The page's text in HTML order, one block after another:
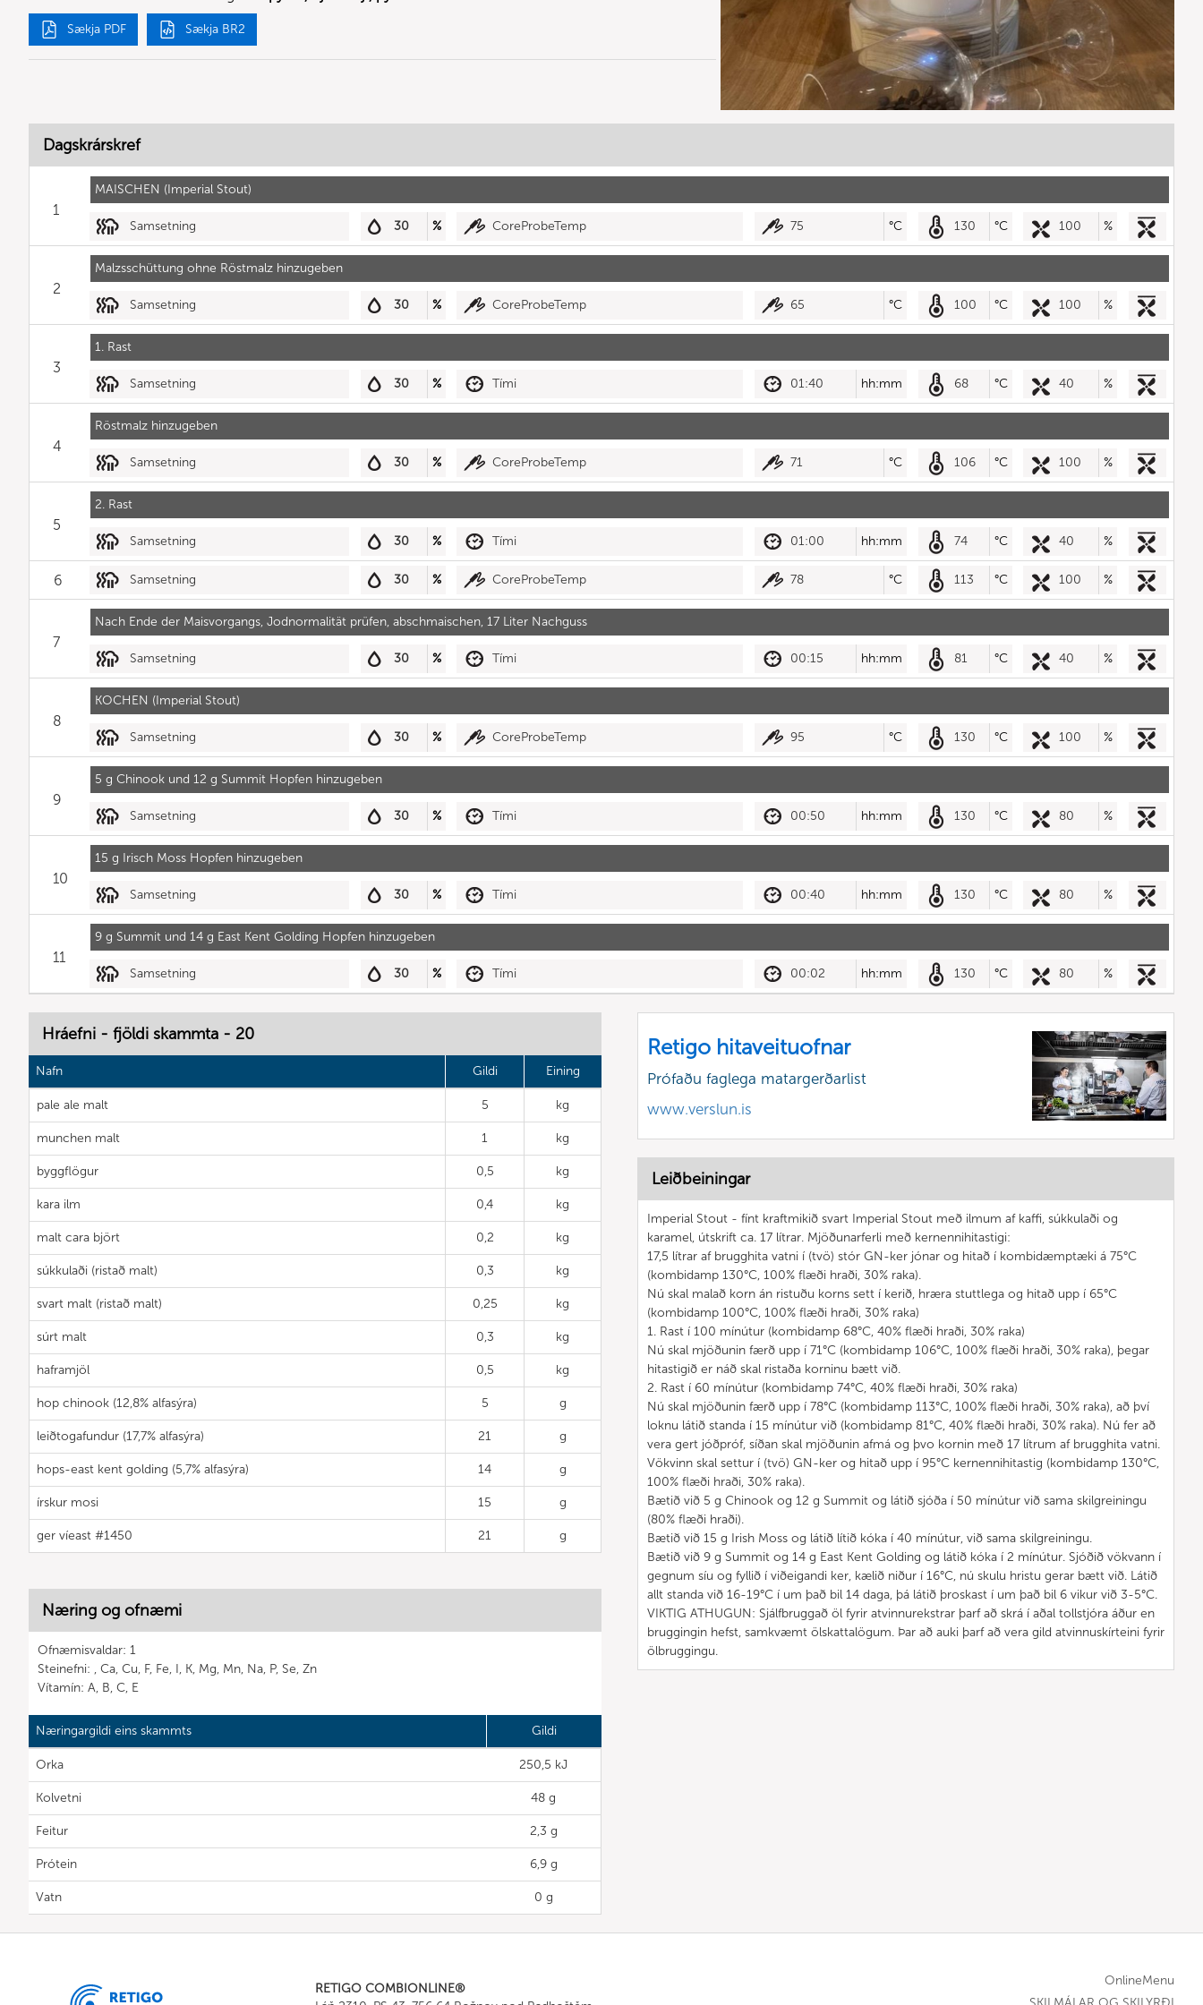
Sækja PDF Sækja BR2
Dagskrárskref
MAISCHEN (Imperial Stout)
1
Samsetning 30 % CoreProbeTemp 75 °C 130 °C 100 %
Malzsschüttung ohne Röstmalz hinzugeben
2
Samsetning 30 % CoreProbeTemp 65 °C 100 °C 100 %
1. Rast
3
Samsetning 30 % Tími 01:40 hh:mm 68 °C 40 %
Röstmalz hinzugeben
4
Samsetning 30 % CoreProbeTemp 71 °C 106 °C 100 %
2. Rast
5
Samsetning 30 % Tími 01:00 hh:mm 74 °C 40 %
6 Samsetning 30 % CoreProbeTemp 78 °C 113 °C 100 %
Nach Ende der Maisvorgangs, Jodnormalität prüfen, abschmaischen, 17 Liter Nachguss
7
Samsetning 30 % Tími 00:15 hh:mm 81 °C 40 %
KOCHEN (Imperial Stout)
8
Samsetning 30 % CoreProbeTemp 95 °C 130 °C 100 %
5 g Chinook und 12 g Summit Hopfen hinzugeben
9
Samsetning 30 % Tími 00:50 hh:mm 130 °C 80 %
15 g Irisch Moss Hopfen hinzugeben
10
Samsetning 30 % Tími 00:40 hh:mm 130 °C 80 %
9 g Summit und 14 g East Kent Golding Hopfen hinzugeben
11
Samsetning 30 % Tími 00:02 hh:mm 130 °C 80 %
Hráefni - fjöldi skammta - 20
Nafn Gildi Eining
pale ale malt 5 kg
munchen malt 1 kg
byggflögur 0,5 kg
kara ilm 0,4 kg
malt cara björt 0,2 kg
súkkulaði (ristað malt) 0,3 kg
svart malt (ristað malt) 0,25 kg
súrt malt 0,3 kg
haframjöl 0,5 kg
hop chinook (12,8% alfasýra) 5 g
leiðtogafundur (17,7% alfasýra) 21 g
hops-east kent golding (5,7% alfasýra) 14 g
írskur mosi 15 g
ger víeast #1450 21 g
Næring og ofnæmi
Ofnæmisvaldar: 1
Steinefni: , Ca, Cu, F, Fe, I, K, Mg, Mn, Na, P, Se, Zn
Vítamín: A, B, C, E
Næringargildi eins skammts Gildi
Orka 250,5 kJ
Kolvetni 48 g
Feitur 2,3 g
Prótein 6,9 g
Vatn 0 g
Retigo hitaveituofnar
Prófaðu faglega matargerðarlist
www.verslun.is
Leiðbeiningar
Imperial Stout - fínt kraftmikið svart Imperial Stout með ilmum af kaffi, súkkulaði og
karamel, útskrift ca. 17 lítrar. Mjöðunarferli með kernennihitastigi:
17,5 lítrar af brugghita vatni í (tvö) stór GN-ker jónar og hitað í kombidæmptæki á 75°C
(kombidamp 130°C, 100% flæði hraði, 30% raka).
Nú skal malað korn án ristuðu korns sett í kerið, hræra stuttlega og hitað upp í 65°C
(kombidamp 100°C, 100% flæði hraði, 30% raka)
1. Rast í 100 mínútur (kombidamp 68°C, 40% flæði hraði, 30% raka)
Nú skal mjöðunin færð upp í 71°C (kombidamp 106°C, 100% flæði hraði, 30% raka), þegar
hitastigið er náð skal ristaða korninu bætt við.
2. Rast í 60 mínútur (kombidamp 74°C, 40% flæði hraði, 30% raka)
Nú skal mjöðunin færð upp í 78°C (kombidamp 113°C, 100% flæði hraði, 30% raka), að því
loknu látið standa í 15 mínútur við (kombidamp 81°C, 40% flæði hraði, 30% raka). Nú fer að
vera gert jóðpróf, síðan skal mjöðunin afmá og þvo kornin með 17 lítrum af brugghita vatni.
Vökvinn skal settur í (tvö) GN-ker og hitað upp í 95°C kernennihitastig (kombidamp 130°C,
100% flæði hraði, 30% raka).
Bætið við 5 g Chinook og 12 g Summit og látið sjóða í 50 mínútur við sama skilgreiningu
(80% flæði hraði).
Bætið við 15 g Irish Moss og látið lítið kóka í 40 mínútur, við sama skilgreiningu.
Bætið við 9 g Summit og 14 g East Kent Golding og látið kóka í 2 mínútur. Sjóðið vökvann í
gegnum síu og fyllið í viðeigandi ker, kælið niður í 16°C, nú skulu hristu gerar bætt við. Látið
allt standa við 16-19°C í um það bil 14 daga, þá látið þroskast í um það bil 6 vikur við 3-5°C.
VIKTIG ATHUGUN: Sjálfbruggað öl fyrir atvinnurekstrar þarf að skrá í aðal tollstjóra áður en
bruggingin hefst, samkvæmt ölskattalögum. Þar að auki þarf að vera gild atvinnuskírteini fyrir
ölbruggingu.
RETIGO COMBIONLINE®
OnlineMenu